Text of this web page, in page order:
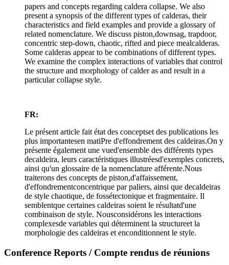
papers and concepts regarding caldera collapse. We also
present a synopsis of the different types of calderas, their
characteristics and field examples and provide a glossary of
related nomenclature. We discuss piston,downsag, trapdoor,
concentric step-down, chaotic, rifted and piece mealcalderas.
Some calderas appear to be combinations of different types.
We examine the complex interactions of variables that control
the structure and morphology of calder as and result in a
particular collapse style.
FR:
Le présent article fait état des conceptset des publications les
plus importantesen matiPre d'effondrement des caldeiras.On y
présente également une vued'ensemble des différents types
decaldeira, leurs caractéristiques illustréesd'exemples concrets,
ainsi qu'un glossaire de la nomenclature afférente.Nous
traiterons des concepts de piston,d'affaissement,
d'effondrementconcentrique par paliers, ainsi que decaldeiras
de style chaotique, de fossétectonique et fragmentaire. Il
semblentque certaines caldeiras soient le résultatd'une
combinaison de style. Nousconsidérons les interactions
complexesde variables qui déterminent la structureet la
morphologie des caldeiras et enconditionnent le style.
Conference Reports / Compte rendus de réunions